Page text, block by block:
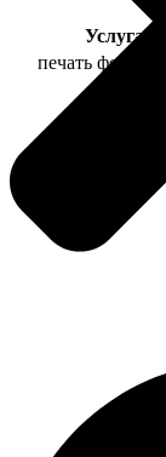
Услуга
печать фото
Примеры